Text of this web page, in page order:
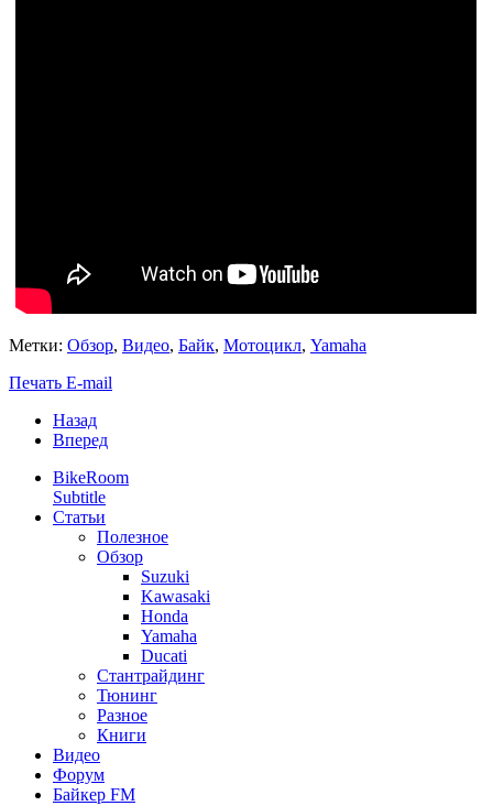
Метки: Обзор, Видео, Байк, Мотоцикл, Yamaha
Печать E-mail
Назад
Вперед
BikeRoom
Subtitle
Статьи
Полезное
Обзор
Suzuki
Kawasaki
Honda
Yamaha
Ducati
Стантрайдинг
Тюнинг
Разное
Книги
Видео
Форум
Байкер FM